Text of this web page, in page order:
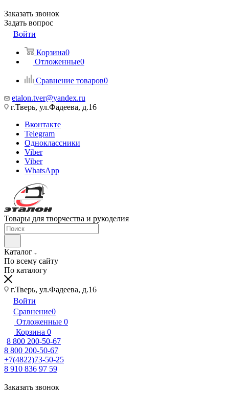
Заказать звонок
Задать вопрос
Войти
Корзина0
Отложенные0
Сравнение товаров0
etalon.tver@yandex.ru
г.Тверь, ул.Фадеева, д.16
Вконтакте
Telegram
Одноклассники
Viber
Viber
WhatsApp
Товары для творчества и рукоделия
Каталог
По всему сайту
По каталогу
г.Тверь, ул.Фадеева, д.16
Войти
Сравнение0
Отложенные 0
Корзина 0
8 800 200-50-67
8 800 200-50-67
+7(4822)73-50-25
8 910 836 97 59
Заказать звонок